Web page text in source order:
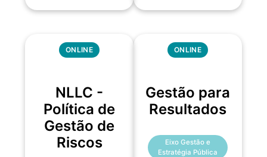
ONLINE
NLLC -
Política de
Gestão de
Riscos
ONLINE
Gestão para
Resultados
Eixo Gestão e
Estratégia Pública